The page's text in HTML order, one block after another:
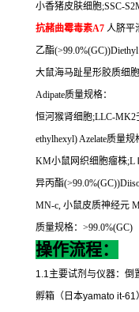
小香猪皮肤细胞;SSC-
抗赭曲霉毒素A7 人脐平
乙酯(>99.0%(GC))Diethyl
大鼠海马趾星形胶质细胞
Adipate质量规格：
恒河猴肾细胞;LLC-MK2
ethylhexyl) Azelate质量规
KM小鼠网织细胞瘤株;L
异丙酯
MN-c, 小鼠皮质神经元
质量规格： >99.0%(GC)
操作流程：
1.1主要试剂与仪器：倒
孵箱（日本yamato it-61